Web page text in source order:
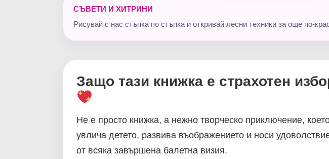
СЪВЕТИ И ХИТРИНИ
Рисувай с нас стъпка по стъпка и откривай лесни техники за още по-
Защо тази книжка е страхотен
Не е просто книжка, а нежно творческо приключение,
увлича детето, развива въображението и носи
от всяка завършена балетна визия.